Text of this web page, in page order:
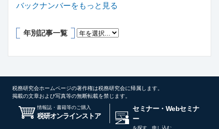
バックナンバーをもっと見る
年別記事一覧
税務研究会ホームページの著作権は税務研究会に帰属します。
掲載の文章および写真等の無断転載を禁じます。
情報誌・書籍等のご購入
税研オンラインストア
セミナー・Webセミナ
ー